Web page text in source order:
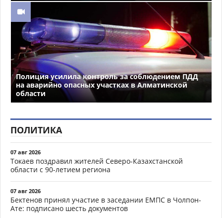
Полиция усилила контроль за соблюдением ПДД
на аварийно опасных участках в Алматинской
области
ПОЛИТИКА
07 авг 2026
Токаев поздравил жителей Северо-Казахстанской
области с 90-летием региона
07 авг 2026
Бектенов принял участие в заседании ЕМПС в Чолпон-
Ате: подписано шесть документов